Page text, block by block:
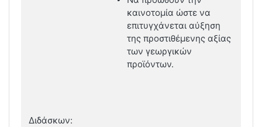
καινοτομία ώστε να
επιτυγχάνεται αύξηση
της προστιθέμενης αξίας
των γεωργικών
προϊόντων.
Διδάσκων: